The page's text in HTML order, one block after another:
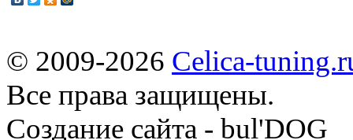
© 2009-2026 Celica-
Все права защищены.
Cоздание сайта - bul'DOG